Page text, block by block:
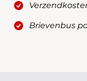
Brievenbus